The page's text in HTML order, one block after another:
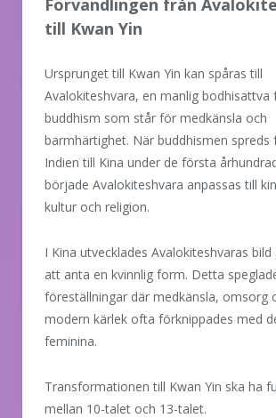
till Kwan Yin
Ursprunget till Kwan Yin kan spåras till
Avalokiteshvara, en manlig bodhisattva
buddhism som står för medkänsla och
barmhärtighet. När buddhismen spreds
Indien till Kina under de första
började Avalokiteshvara anpassas till
kultur och religion.
I Kina utvecklades Avalokiteshvaras bild
att anta en kvinnlig form. Detta
föreställningar där medkänsla, omsorg
modern kärlek ofta förknippades med
feminina.
Transformationen till Kwan Yin ska ha
mellan 10-talet och 13-talet.